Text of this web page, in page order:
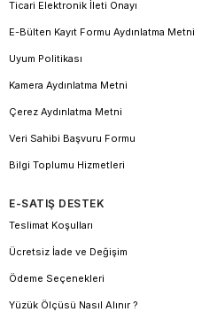
Ticari Elektronik İleti Onayı
E-Bülten Kayıt Formu Aydınlatma Metni
Uyum Politikası
Kamera Aydınlatma Metni
Çerez Aydınlatma Metni
Veri Sahibi Başvuru Formu
Bilgi Toplumu Hizmetleri
E-SATIŞ DESTEK
Teslimat Koşulları
Ücretsiz İade ve Değişim
Ödeme Seçenekleri
Yüzük Ölçüsü Nasıl Alınır ?